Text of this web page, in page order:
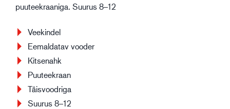
puuteekraaniga. Suurus 8–12
Veekindel
Eemaldatav vooder
Kitsenahk
Puuteekraan
Täisvoodriga
Suurus 8–12